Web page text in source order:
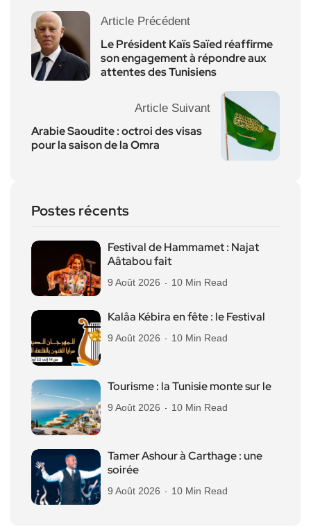
Article Précédent
Le Président Kaïs Saïed réaffirme
son engagement à répondre aux
attentes des Tunisiens
Article Suivant
Arabie Saoudite : octroi des visas
pour la saison de la Omra
Postes récents
Festival de Hammamet : Najat
Aâtabou fait
9 Août 2026 10 Min Read
Kalâa Kébira en fête : le Festival
9 Août 2026 10 Min Read
Tourisme : la Tunisie monte sur le
9 Août 2026 10 Min Read
Tamer Ashour à Carthage : une
soirée
9 Août 2026 10 Min Read